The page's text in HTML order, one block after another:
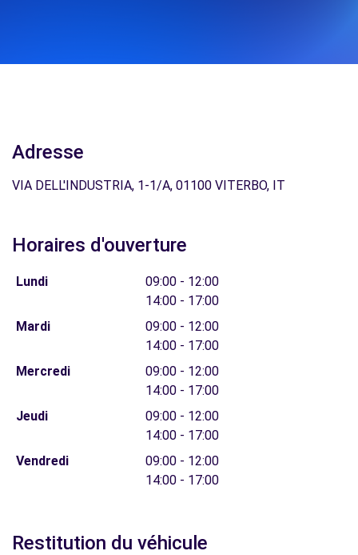
Adresse
VIA DELL'INDUSTRIA, 1-1/A, 01100 VITERBO, IT
Horaires d'ouverture
Lundi
09:00 - 12:00
14:00 - 17:00
Mardi
09:00 - 12:00
14:00 - 17:00
Mercredi
09:00 - 12:00
14:00 - 17:00
Jeudi
09:00 - 12:00
14:00 - 17:00
Vendredi
09:00 - 12:00
14:00 - 17:00
Restitution du véhicule